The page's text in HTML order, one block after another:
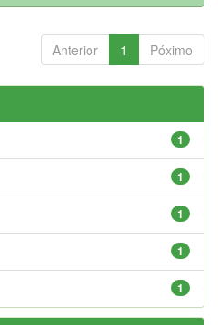
Anterior 1 Póximo
1
1
1
1
1